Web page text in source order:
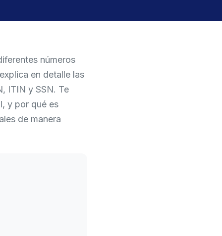
números
en detalle las
ITIN y SSN. Te
y por qué es
de manera